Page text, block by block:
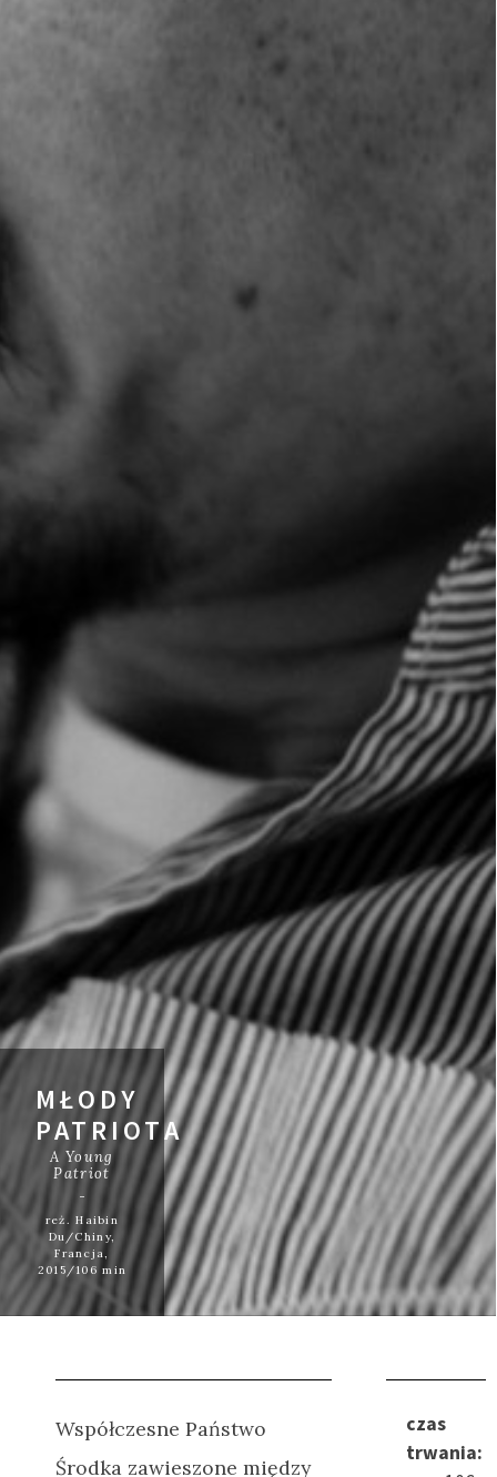
MŁODY
PATRIOTA
A Young
Patriot
reż. Haibin
Du/Chiny,
Francja,
2015/106 min
Współczesne Państwo
Środka zawieszone między
czas
trwania: